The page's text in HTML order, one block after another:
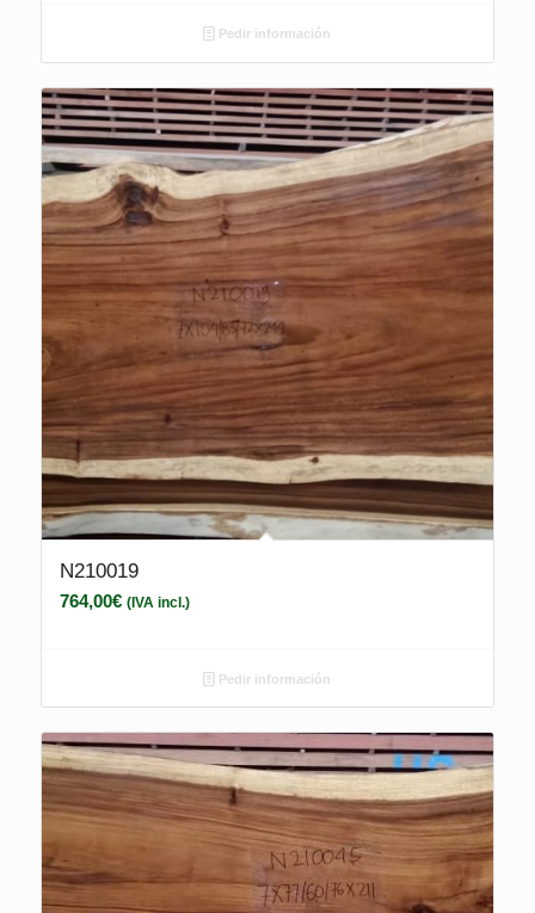
Pedir información
N210019
764,00€ (IVA incl.)
Pedir información